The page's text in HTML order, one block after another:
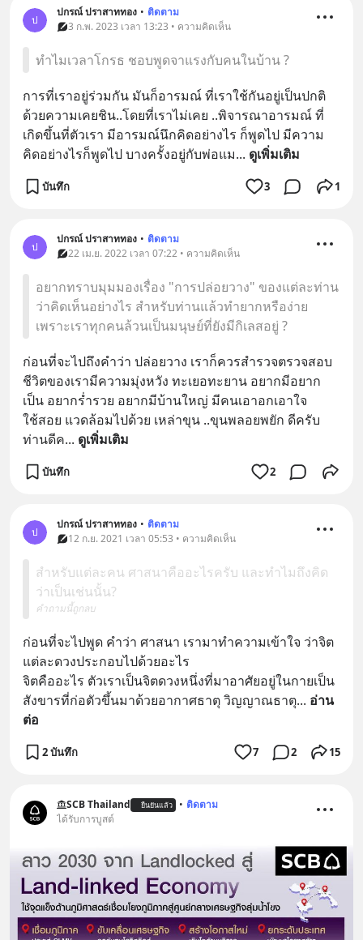
ป
ปกรณ์ ปราสาททอง • ติดตาม
3 ก.พ. 2023 เวลา 13:23 • ความคิดเห็น
ทำไมเวลาโกรธ ชอบพูดจาแรงกับคนในบ้าน ?
การที่เราอยู่ร่วมกัน มันก็อารมณ์ ที่เราใช้กันอยู่เป็นปกติ
ด้วยความเคยชิน..โดยที่เราไม่เคย ..พิจารณาอารมณ์ ที่
เกิดขึ้นที่ตัวเรา มีอารมณ์นึกคิดอย่างไร ก็พูดไป มีความ
คิดอย่างไรก็พูดไป บางครั้งอยู่กับพ่อแม... ดูเพิ่มเติม
บันทึก 3 1
ป
ปกรณ์ ปราสาททอง • ติดตาม
22 เม.ย. 2022 เวลา 07:22 • ความคิดเห็น
อยากทราบมุมมองเรื่อง "การปล่อยวาง" ของแต่ละท่าน
ว่าคิดเห็นอย่างไร สำหรับท่านแล้วทำยากหรือง่าย
เพราะเราทุกคนล้วนเป็นมนุษย์ที่ยังมีกิเลสอยู่ ?
ก่อนที่จะไปถึงคำว่า ปล่อยวาง เราก็ควรสำรวจตรวจสอบ
ชีวิตของเรามีความมุ่งหวัง ทะเยอทะยาน อยากมีอยาก
เป็น อยากร่ำรวย อยากมีบ้านใหญ่ มีคนเอาอกเอาใจ
ใช้สอย แวดล้อมไปด้วย เหล่าขุน ..ขุนพลอยพยัก ดีครับ
ท่านดีค... ดูเพิ่มเติม
บันทึก 2
ป
ปกรณ์ ปราสาททอง • ติดตาม
12 ก.ย. 2021 เวลา 05:53 • ความคิดเห็น
สำหรับแต่ละคน ศาสนาคืออะไรครับ และทำไมถึงคิด
ว่าเป็นเช่นนั้น?
คำถามนี้ถูกลบ
ก่อนที่จะไปพูด คำว่า ศาสนา เรามาทำความเข้าใจ ว่าจิต
แต่ละดวงประกอบไปด้วยอะไร
จิตคืออะไร ตัวเราเป็นจิตดวงหนึ่งที่มาอาศัยอยู่ในกายเป็น
สังขารที่ก่อตัวขึ้นมาด้วยอากาศธาตุ วิญญาณธาตุ... อ่าน
ต่อ
2 บันทึก 7 2 15
SCB Thailand ยืนยันแล้ว • ติดตาม
ได้รับการบูสต์